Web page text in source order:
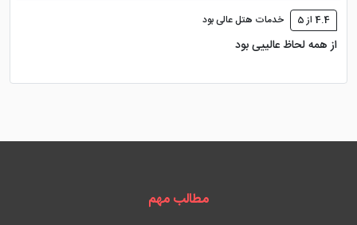
4.4 از 5 خدمات هتل عالی بود
از همه لحاظ عالییی بود
مطالب مهم